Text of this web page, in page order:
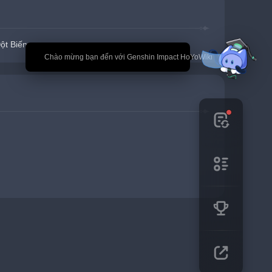
🎉 Chào mừng bạn đến với Genshin Impact HoYoWiki
Biến